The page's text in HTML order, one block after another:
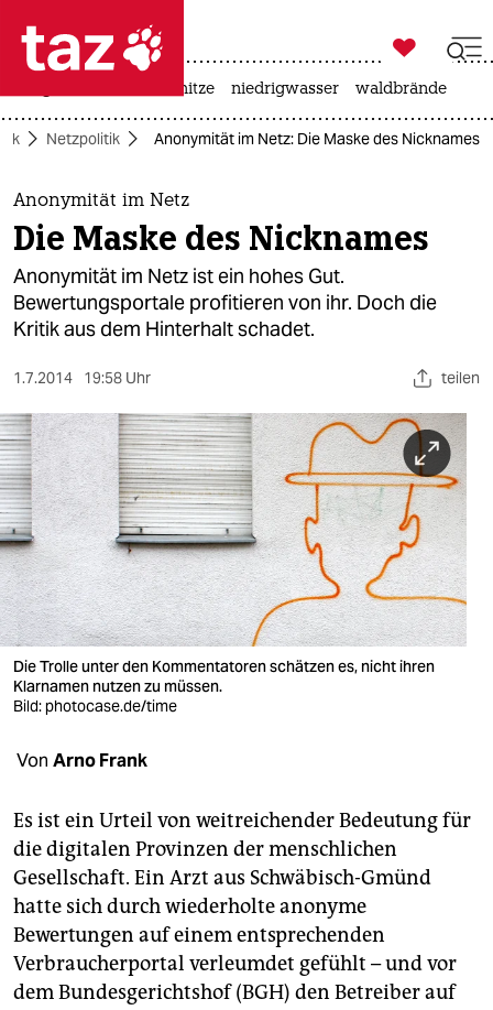
 taz zahl ich
taz zahl ich
themen
politik
öko
sport
berlin
nord
wahrheit
verlag
verlag
shop
fragen & hilfe
unterstützen
abo
genossenschaft
epaper login

taz zahl ich
hitze niedrigwasser waldbrände
Netzpolitik Anonymität im Netz: Die Maske des Nicknames
Anonymität im Netz
Die Maske des Nicknames
Anonymität im Netz ist ein hohes Gut.
Bewertungsportale profitieren von ihr. Doch die
Kritik aus dem Hinterhalt schadet.
1.7.2014 19:58 Uhr teilen
Die Trolle unter den Kommentatoren schätzen es, nicht ihren
Klarnamen nutzen zu müssen.
Bild: photocase.de/time
Von Arno Frank
Es ist ein Urteil von weitreichender Bedeutung für
die digitalen Provinzen der menschlichen
Gesellschaft. Ein Arzt aus Schwäbisch-Gmünd
hatte sich durch wiederholte anonyme
Bewertungen auf einem entsprechenden
Verbraucherportal verleumdet gefühlt – und vor
dem Bundesgerichtshof (BGH) den Betreiber auf